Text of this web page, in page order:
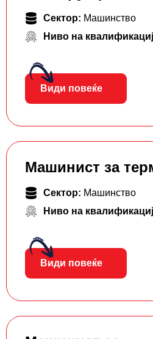
Сектор: Машинство
Ниво на
Види повеќе
Машинист за
Сектор: Машинство
Ниво на
Види повеќе